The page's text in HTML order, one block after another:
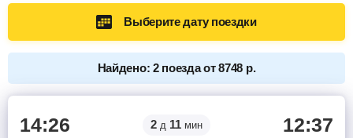
Выберите дату поездки
Найдено: 2 поезда от 8748 р.
14:26 2 д 11 мин 12:37